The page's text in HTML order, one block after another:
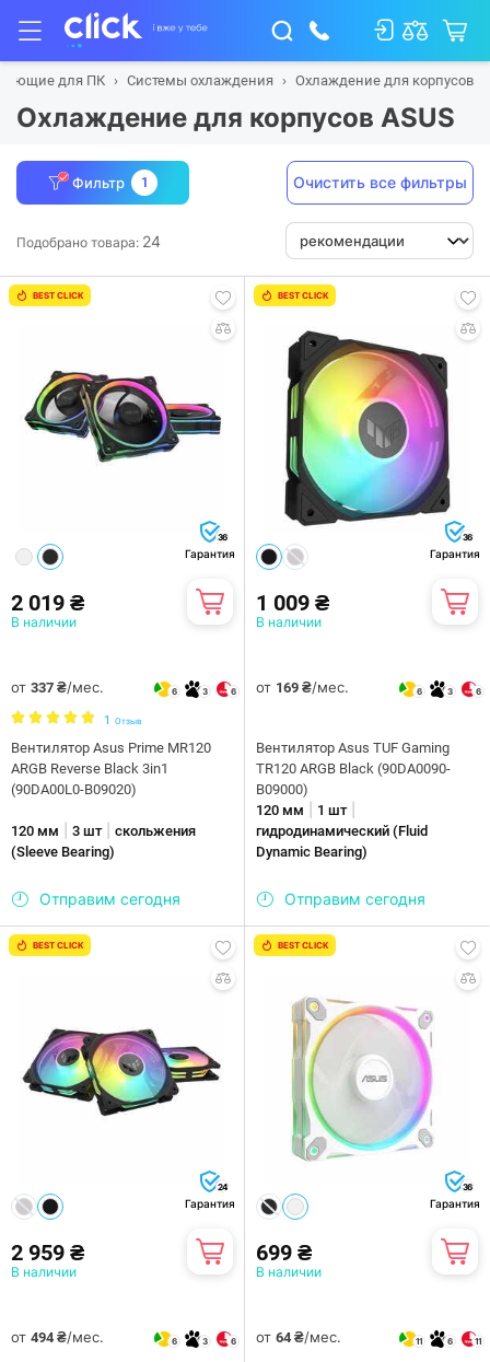
для ПК Системы охлаждения Охлаждение для корпусов
Охлаждение для корпусов ASUS
Фильтр 1 Очистить все фильтры
Подобрано товара: 24
BEST CLICK
36
Гарантия
2 019 ₴
В наличии
от 337 ₴/мес. 6 3 6
1 Отзыв
Вентилятор Asus Prime MR120
ARGB Reverse Black 3in1
(90DA00L0-B09020)
120 мм 3 шт| скольжения
(Sleeve Bearing)
Отправим сегодня
BEST CLICK
36
Гарантия
1 009 ₴
В наличии
от 169 ₴/мес. 6 3 6
Вентилятор Asus TUF Gaming
TR120 ARGB Black (90DA0090-
B09000)
120 мм
1 шт|
гидродинамический (Fluid
Dynamic Bearing)
Отправим сегодня
BEST CLICK
24
Гарантия
2 959 ₴
В наличии
от 494 ₴/мес. 6 3 6
BEST CLICK
36
Гарантия
699 ₴
В наличии
от 64 ₴/мес. 11 6 11